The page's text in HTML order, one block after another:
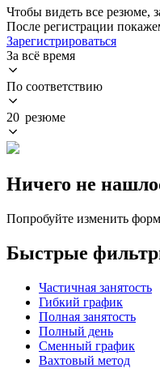
Чтобы видеть все резюме,
После регистрации
Зарегистрироваться
За всё время
По соответствию
20 резюме
Ничего не
Попробуйте изменить
Быстрые
Частичная занятость
Гибкий график
Полная занятость
Полный день
Сменный график
Вахтовый метод